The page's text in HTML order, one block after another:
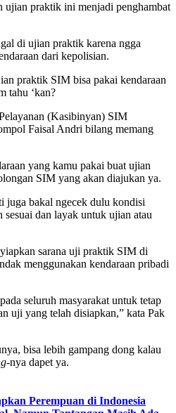
ujian praktik ini menjadi penghambat
di ujian praktik karena ngga
dari kepolisian.
praktik SIM bisa pakai kendaraan
tahu ‘kan?
(Kasibinyan) SIM
Faisal Andri bilang memang
yang kamu pakai buat ujian
SIM yang akan diajukan ya.
juga bakal ngecek dulu kondisi
dan layak untuk ujian atau
sarana uji praktik SIM di
menggunakan kendaraan pribadi
seluruh masyarakat untuk tetap
uji yang telah disiapkan,” kata Pak
bisa lebih gampang dong kalau
-nya dapet ya.
Perempuan di Indonesia